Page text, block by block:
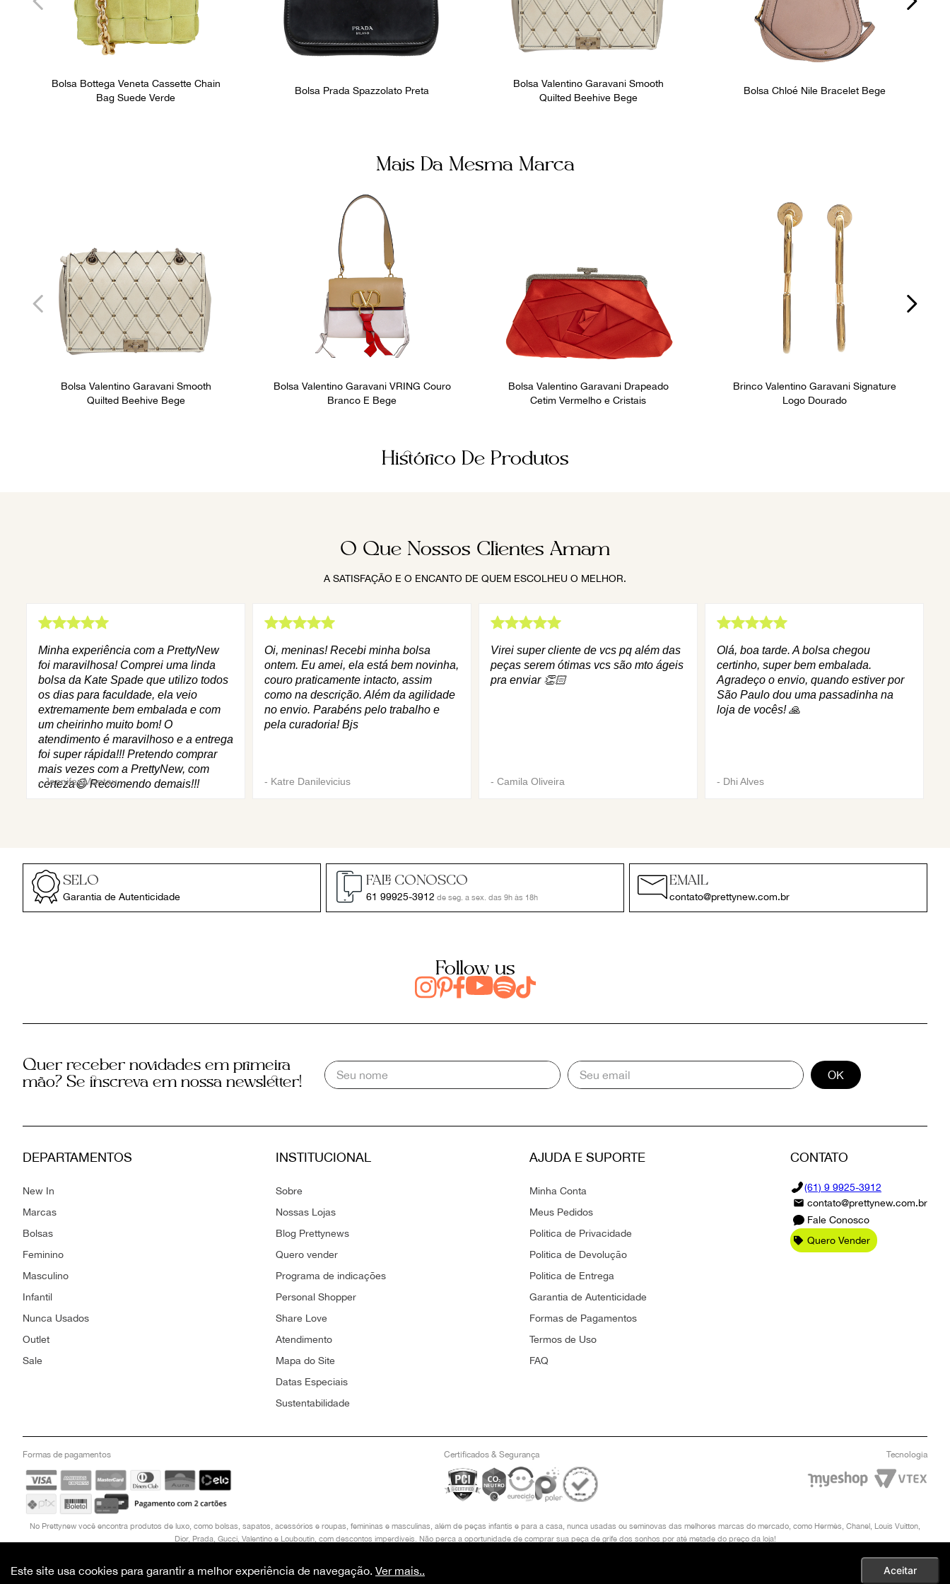
Bolsa Bottega Veneta Cassette Chain
Bag Suede Verde
Bolsa Prada Spazzolato Preta
Bolsa Valentino Garavani Smooth
Quilted Beehive Bege
Bolsa Chloé Nile Bracelet Bege
Mais Da Mesma Marca
Bolsa Valentino Garavani Smooth
Quilted Beehive Bege
Bolsa Valentino Garavani VRING Couro
Branco E Bege
Bolsa Valentino Garavani Drapeado
Cetim Vermelho e Cristais
Brinco Valentino Garavani Signature
Logo Dourado
Histórico De Produtos
O Que Nossos Clientes Amam
A SATISFAÇÃO E O ENCANTO DE QUEM ESCOLHEU O MELHOR.
Minha experiência com a PrettyNew
foi maravilhosa! Comprei uma linda
bolsa da Kate Spade que utilizo todos
os dias para faculdade, ela veio
extremamente bem embalada e com
um cheirinho muito bom! O
atendimento é maravilhoso e a entrega
foi super rápida!!! Pretendo comprar
mais vezes com a PrettyNew, com
certeza😄 Recomendo demais!!!
-Jennifer Mantau
Oi, meninas! Recebi minha bolsa
ontem. Eu amei, ela está bem novinha,
couro praticamente intacto, assim
como na descrição. Além da agilidade
no envio. Parabéns pelo trabalho e
pela curadoria! Bjs
- Katre Danilevicius
Virei super cliente de vcs pq além das
peças serem ótimas vcs são mto ágeis
pra enviar 👏🏻
- Camila Oliveira
Olá, boa tarde. A bolsa chegou
certinho, super bem embalada.
Agradeço o envio, quando estiver por
São Paulo dou uma passadinha na
loja de vocês! 🙏
- Dhi Alves
SELO
Garantia de Autenticidade
FALE CONOSCO
61 99925-3912 de seg. a sex. das 9h às 18h
EMAIL
contato@prettynew.com.br
Follow us
Quer receber novidades em primeira
mão? Se inscreva em nossa newsletter!
OK
DEPARTAMENTOS
New In
Marcas
Bolsas
Feminino
Masculino
Infantil
Nunca Usados
Outlet
Sale
INSTITUCIONAL
Sobre
Nossas Lojas
Blog Prettynews
Quero vender
Programa de indicações
Personal Shopper
Share Love
Atendimento
Mapa do Site
Datas Especiais
Sustentabilidade
AJUDA E SUPORTE
Minha Conta
Meus Pedidos
Politica de Privacidade
Politica de Devolução
Politica de Entrega
Garantia de Autenticidade
Formas de Pagamentos
Termos de Uso
FAQ
CONTATO
(61) 9 9925-3912
contato@prettynew.com.br
Fale Conosco
Quero Vender
Formas de pagamentos Certificados & Segurança Tecnologia
No Prettynew você encontra produtos de luxo, como bolsas, sapatos, acessórios e roupas, femininas e masculinas, além de peças infantis e para a casa, nunca usadas ou seminovas das melhores marcas do mercado, como Hermès, Chanel, Louis Vuitton,
Dior, Prada, Gucci, Valentino e Louboutin, com descontos imperdíveis. Não perca a oportunidade de comprar sua peça de grife dos sonhos por até metade do preço da loja!
Este site usa cookies para garantir a melhor experiência de navegação. Ver mais.. Aceitar